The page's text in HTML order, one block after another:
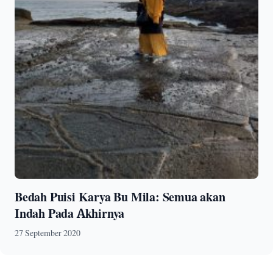
Bedah Puisi Karya Bu Mila: Semua akan
Indah Pada Akhirnya
27 September 2020